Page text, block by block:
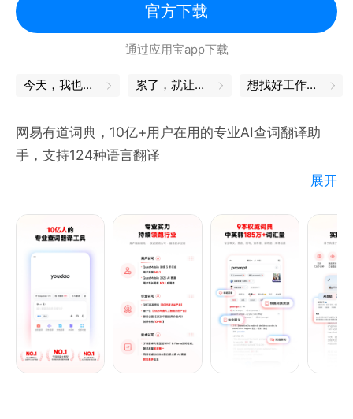
官方下载
通过应用宝app下载
今天，我也是勇敢的打工人 累了，就让身体出去放松一下 想找好工作？试试这款APP
网易有道词典，10亿+用户在用的专业AI查词翻译助
手，支持124种语言翻译
· 收录《全新牛津词典》《韦氏大学英语词典》《柯林
斯高级英汉双解大词典》等9本中英韩权威词典，覆盖
· 内置经济、金融、医学、数学、物理、化学六大专业
术语库
· 提供专业释义、地道发音、双语例句等查询能力
展开